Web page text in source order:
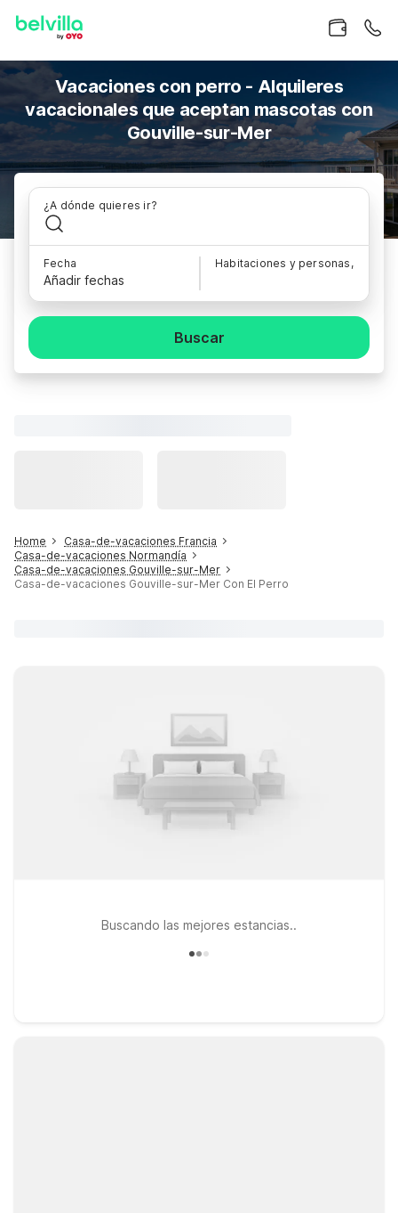
Vacaciones con perro - Alquileres
vacacionales que aceptan mascotas con
Gouville-sur-Mer
¿A dónde quieres ir?
Fecha
Añadir fechas
Habitaciones y personas,
Buscar
Home
Casa-de-vacaciones Francia
Casa-de-vacaciones Normandía
Casa-de-vacaciones Gouville-sur-Mer
Casa-de-vacaciones Gouville-sur-Mer Con El Perro
Buscando las mejores estancias..